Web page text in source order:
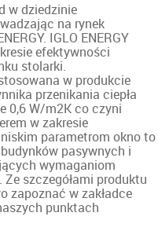
w dziedzinie
na rynek
IGLO ENERGY
efektywności
stolarki.
w produkcie
przenikania ciepła
0,6 W/m2K co czyni
w zakresie
parametrom okno to
pasywnych i
wymaganiom
szczegółami produktu
zapoznać w zakładce
punktach